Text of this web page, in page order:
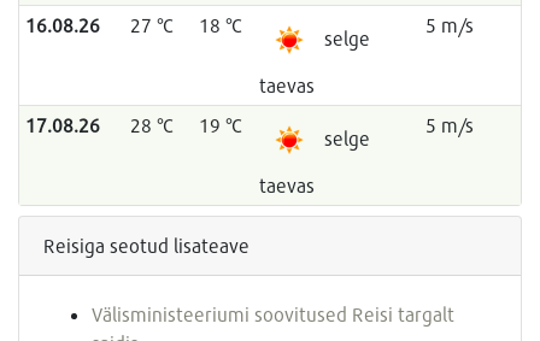
16.08.26 27 °C 18 °C
selge
taevas
5 m/s
17.08.26 28 °C 19 °C
selge
taevas
5 m/s
Reisiga seotud lisateave
Välisministeeriumi soovitused Reisi targalt